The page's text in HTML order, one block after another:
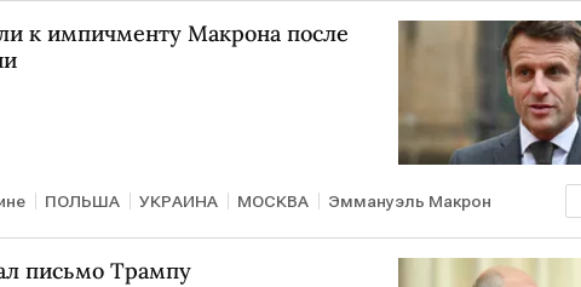
к импичменту Макрона после
ПОЛЬША УКРАИНА МОСКВА Эммануэль Макрон
Дуда Минобороны РФ
письмо Трампу